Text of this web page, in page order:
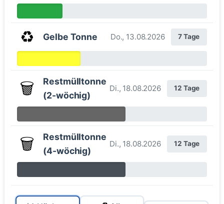
♻️ Gelbe Tonne Do., 13.08.2026 7 Tage
🗑️
Restmülltonne
(2-wöchig)
Di., 18.08.2026 12 Tage
🗑️
Restmülltonne
(4-wöchig)
Di., 18.08.2026 12 Tage